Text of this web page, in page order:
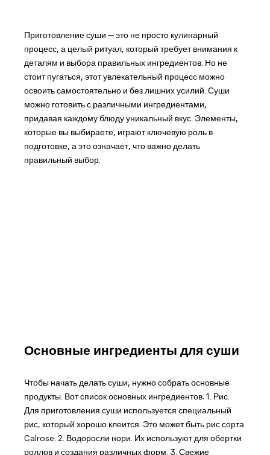
Приготовление суши — это не просто кулинарный
процесс, а целый ритуал, который требует внимания к
деталям и выбора правильных ингредиентов. Но не
стоит пугаться, этот увлекательный процесс можно
освоить самостоятельно и без лишних усилий. Суши
можно готовить с различными ингредиентами,
придавая каждому блюду уникальный вкус. Элементы,
которые вы выбираете, играют ключевую роль в
подготовке, а это означает, что важно делать
правильный выбор.
Основные ингредиенты для суши
Чтобы начать делать суши, нужно собрать основные
продукты. Вот список основных ингредиентов: 1. Рис.
Для приготовления суши используется специальный
рис, который хорошо клеится. Это может быть рис сорта
Calrose. 2. Водоросли нори. Их используют для обертки
роллов и создания различных форм. 3. Свежие